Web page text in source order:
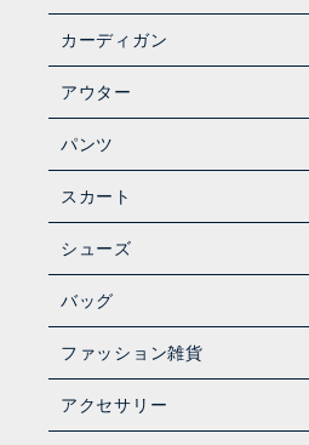
カーディガン
アウター
パンツ
スカート
シューズ
バッグ
ファッション雑貨
アクセサリー